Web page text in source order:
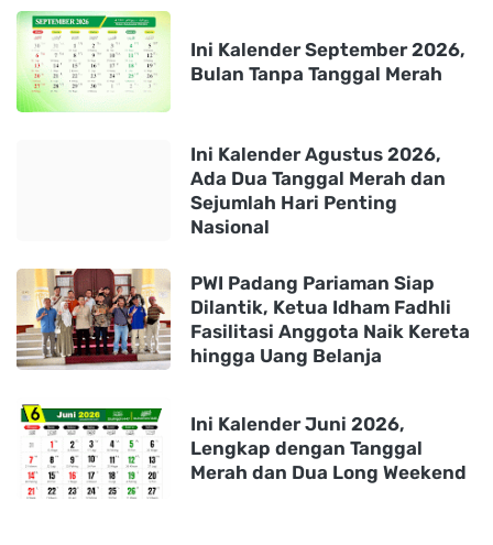
Ini Kalender September 2026,
Bulan Tanpa Tanggal Merah
Ini Kalender Agustus 2026,
Ada Dua Tanggal Merah dan
Sejumlah Hari Penting
Nasional
PWI Padang Pariaman Siap
Dilantik, Ketua Idham Fadhli
Fasilitasi Anggota Naik Kereta
hingga Uang Belanja
Ini Kalender Juni 2026,
Lengkap dengan Tanggal
Merah dan Dua Long Weekend